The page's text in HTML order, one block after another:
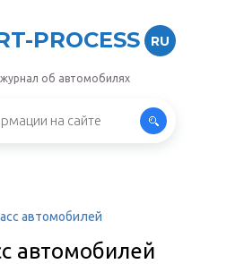
PROCESS RU
об автомобилях
автомобилей
автомобилей